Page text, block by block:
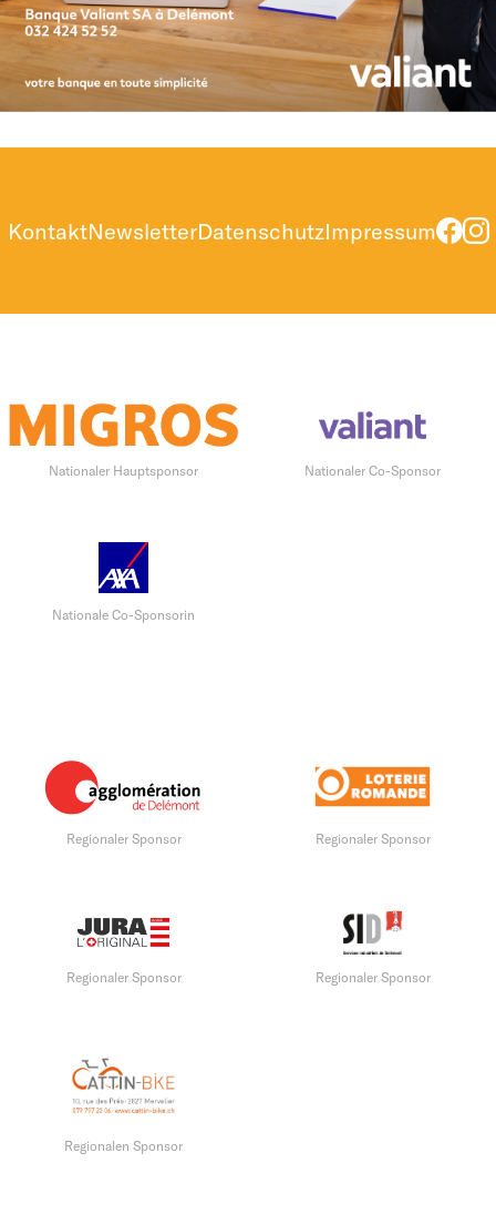
KontaktNewsletterDatenschutzImpressum
Nationaler Hauptsponsor Nationaler Co-Sponsor
Nationale Co-Sponsorin
Regionaler Sponsor Regionaler Sponsor
Regionaler Sponsor Regionaler Sponsor
Regionalen Sponsor